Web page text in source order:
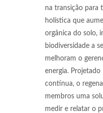
na transição para
holística que
orgânica do solo,
biodiversidade a
melhoram o
energia. Projetado
contínua, o
membros uma
medir e relatar o